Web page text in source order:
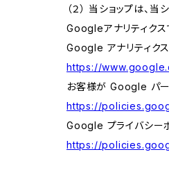
（２） 当ショップは
Googleアナリティクス
Google アナリティク
https://
お客様が Google パー
https://
Google プライバシーポ
https://